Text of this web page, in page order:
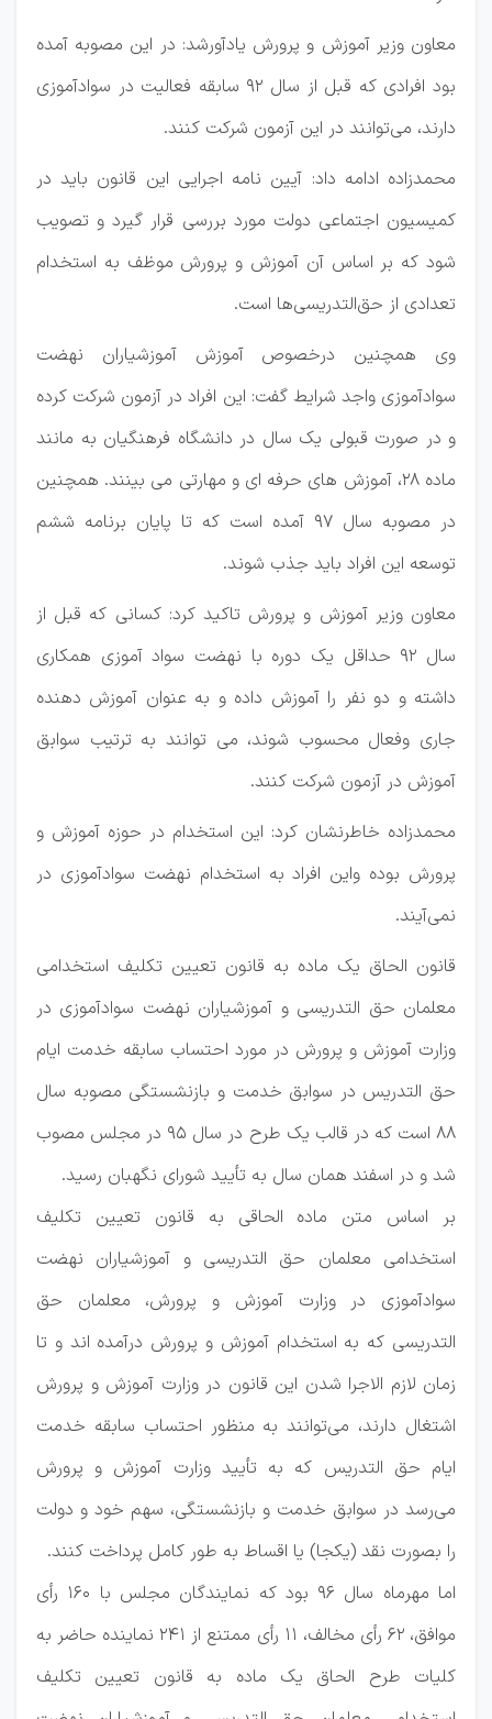
معاون وزیر آموزش و پرورش یادآورشد: در این مصوبه آمده
بود افرادی که قبل از سال ۹۲ سابقه فعالیت در سوادآموزی
دارند، می‌توانند در این آزمون شرکت کنند.
محمدزاده ادامه داد: آیین نامه اجرایی این قانون باید در
کمیسیون اجتماعی دولت مورد بررسی قرار گیرد و تصویب
شود که بر اساس آن آموزش و پرورش موظف به استخدام
تعدادی از حق‌التدریسی‌ها است.
وی همچنین درخصوص آموزش آموزشیاران نهضت
سوادآموزی واجد شرایط گفت: این افراد در آزمون شرکت کرده
و در صورت قبولی یک سال در دانشگاه فرهنگیان به مانند
ماده ۲۸، آموزش های حرفه ای و مهارتی می بینند. همچنین
در مصوبه سال ۹۷ آمده است که تا پایان برنامه ششم
توسعه این افراد باید جذب شوند.
معاون وزیر آموزش و پرورش تاکید کرد: کسانی که قبل از
سال ۹۲ حداقل یک دوره با نهضت سواد آموزی همکاری
داشته و دو نفر را آموزش داده و به عنوان آموزش دهنده
جاری وفعال محسوب شوند، می توانند به ترتیب سوابق
آموزش در آزمون شرکت کنند.
محمدزاده خاطرنشان کرد: این استخدام در حوزه آموزش و
پرورش بوده واین افراد به استخدام نهضت سوادآموزی در
نمی‌آیند.
قانون الحاق یک ماده به قانون تعیین تکلیف استخدامی
معلمان حق التدریسی و آموزشیاران نهضت سوادآموزی در
وزارت آموزش و پرورش در مورد احتساب سابقه خدمت ایام
حق التدریس در سوابق خدمت و بازنشستگی مصوبه سال
۸۸ است که در قالب یک طرح در سال ۹۵ در مجلس مصوب
شد و در اسفند همان سال به تأیید شورای نگهبان رسید.
بر اساس متن ماده الحاقی به قانون تعیین تکلیف
استخدامی معلمان حق التدریسی و آموزشیاران نهضت
سوادآموزی در وزارت آموزش و پرورش، معلمان حق
التدریسی که به استخدام آموزش و پرورش درآمده اند و تا
زمان لازم الاجرا شدن این قانون در وزارت آموزش و پرورش
اشتغال دارند، می‌توانند به منظور احتساب سابقه خدمت
ایام حق التدریس که به تأیید وزارت آموزش و پرورش
می‌رسد در سوابق خدمت و بازنشستگی، سهم خود و دولت
را بصورت نقد (یکجا) یا اقساط به طور کامل پرداخت کنند.
اما مهرماه سال ۹۶ بود که نمایندگان مجلس با ۱۶۰ رأی
موافق، ۶۲ رأی مخالف، ۱۱ رأی ممتنع از ۲۴۱ نماینده حاضر به
کلیات طرح الحاق یک ماده به قانون تعیین تکلیف